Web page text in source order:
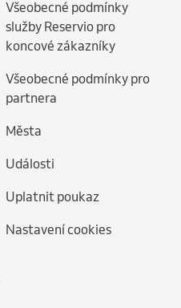
Všeobecné podmínky
služby Reservio pro
koncové zákazníky
Všeobecné podmínky pro
partnera
Města
Události
Uplatnit poukaz
Nastavení cookies